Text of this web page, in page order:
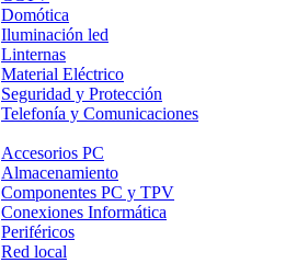
Domótica
Iluminación led
Linternas
Material Eléctrico
Seguridad y Protección
Telefonía y Comunicaciones
Accesorios PC
Almacenamiento
Componentes PC y TPV
Conexiones Informática
Periféricos
Red local